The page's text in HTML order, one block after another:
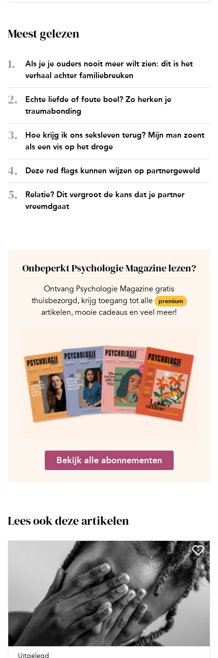
Meest gelezen
Als je je ouders nooit meer wilt zien: dit is het
verhaal achter familiebreuken
Echte liefde of foute boel? Zo herken je
traumabonding
Hoe krijg ik ons seksleven terug? Mijn man zoent
als een vis op het droge
Deze red flags kunnen wijzen op partnergeweld
Relatie? Dit vergroot de kans dat je partner
vreemdgaat
Onbeperkt Psychologie Magazine lezen?
Ontvang Psychologie Magazine gratis
thuisbezorgd, krijg toegang tot alle
premium
artikelen, mooie cadeaus en veel meer!
Bekijk alle abonnementen
Lees ook deze artikelen
Uitgelegd